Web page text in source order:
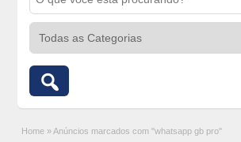
Home » Anúncios marcados com "whatsapp gb pro"